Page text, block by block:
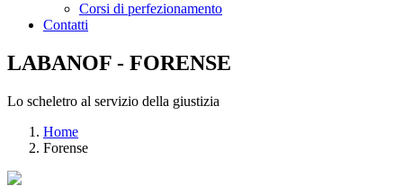
Corsi di perfezionamento
Contatti
LABANOF - FORENSE
Lo scheletro al servizio della giustizia
Home
Forense